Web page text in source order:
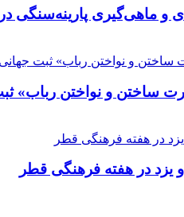
و ماهی‌گیری پارینه‌سنگی
ساختن و نواختن رباب»
یزد در هفته فرهنگی قطر